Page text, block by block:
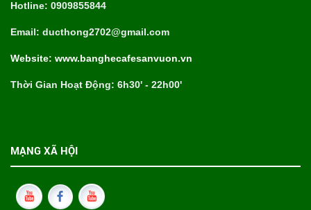
Hotline: 0909855844
Email: ducthong2702@gmail.com
Website: www.banghecafesanvuon.vn
Thời Gian Hoạt Động: 6h30' - 22h00'
MẠNG XÃ HỘI